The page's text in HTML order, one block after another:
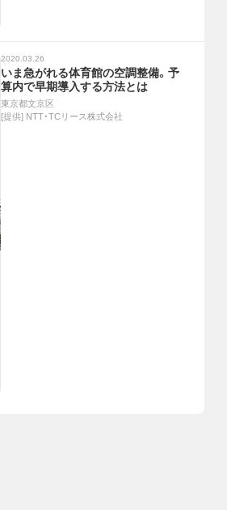
2020.03.26
いま急がれる体育館の空調整備。予
算内で早期導入する方法とは
東京都文京区
[提供] NTT・TCリース株式会社